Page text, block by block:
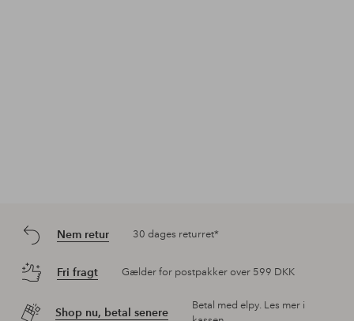
Nem retur 30 dages returret*
Fri fragt Gælder for postpakker over 599 DKK
Shop nu, betal senere
Betal med elpy. Les mer i